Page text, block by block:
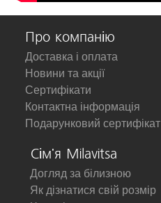
Про компанію
Доставка і оплата
Новини та акції
Сертифікати
Контактна інформація
Подарунковий сертифікат
Сім'я Milavitsa
Догляд за білизною
Як дізнатися свій розмір